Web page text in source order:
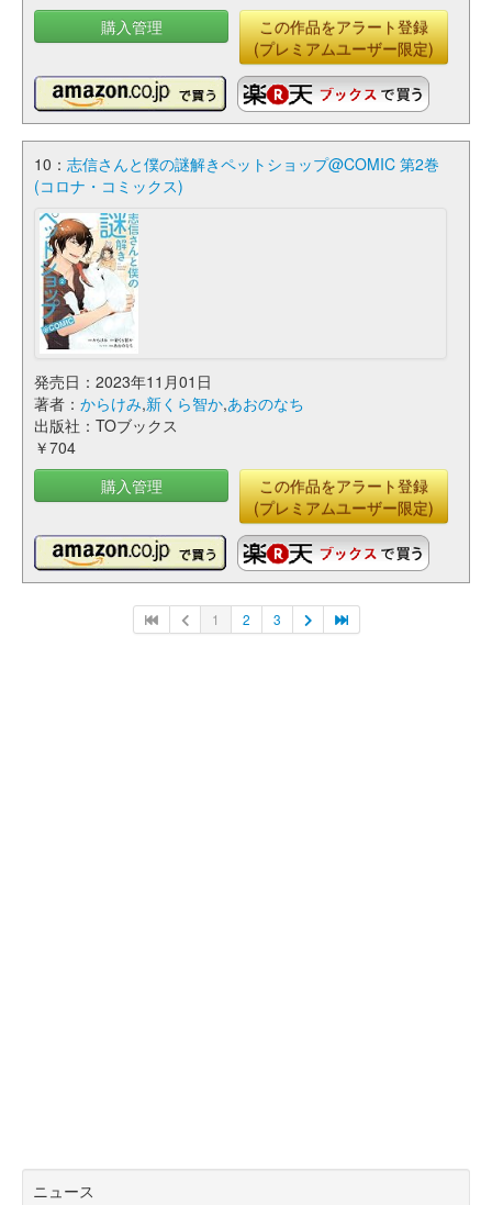
購入管理
この作品をアラート登録
(プレミアムユーザー限定)
10： 志信さんと僕の謎解きペットショップ@COMIC 第2巻
(コロナ・コミックス)
発売日：2023年11月01日
著者： からけみ,新くら智か,あおのなち
出版社：TOブックス
￥704
購入管理
この作品をアラート登録
(プレミアムユーザー限定)
1 2 3
ニュース